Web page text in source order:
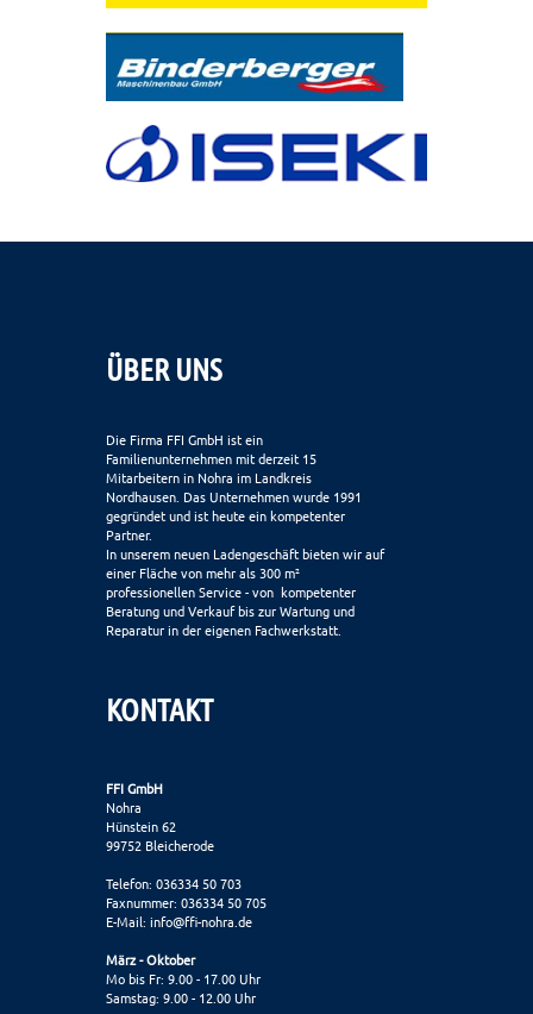
ÜBER UNS
Die Firma FFI GmbH ist ein
Familienunternehmen mit derzeit 15
Mitarbeitern in Nohra im Landkreis
Nordhausen. Das Unternehmen wurde 1991
gegründet und ist heute ein kompetenter
Partner.
In unserem neuen Ladengeschäft bieten wir auf
einer Fläche von mehr als 300 m²
professionellen Service - von kompetenter
Beratung und Verkauf bis zur Wartung und
Reparatur in der eigenen Fachwerkstatt.
KONTAKT
FFI GmbH
Nohra
Hünstein 62
99752 Bleicherode
Telefon: 036334 50 703
Faxnummer: 036334 50 705
E-Mail: info@ffi-nohra.de
März - Oktober
Mo bis Fr: 9.00 - 17.00 Uhr
Samstag: 9.00 - 12.00 Uhr